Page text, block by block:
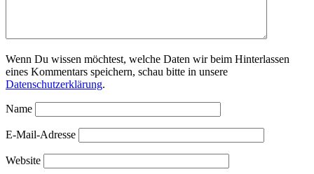
Wenn Du wissen möchtest, welche Daten wir beim Hinterlassen
eines Kommentars speichern, schau bitte in unsere
Datenschutzerklärung.
Name
E-Mail-Adresse
Website